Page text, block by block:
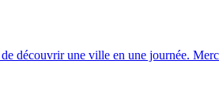
découvrir une ville en une journée.